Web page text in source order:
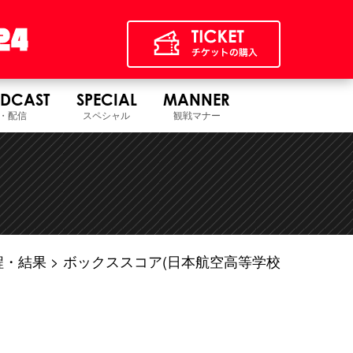
配信
SPECIAL
スペシャル
MANNER
観戦マナー
・結果
ボックススコア(日本航空高等学校